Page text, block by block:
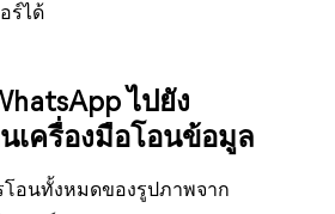
ร์ได้
ไปยัง
เครื่องมือโอนข้อมูล
อนทั้งหมดของรูปภาพจาก